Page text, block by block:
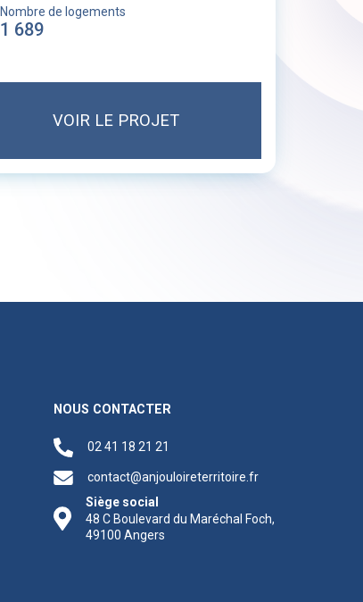
Nombre de logements
1 689
VOIR LE PROJET
NOUS CONTACTER
02 41 18 21 21
contact@anjouloireterritoire.fr
Siège social
48 C Boulevard du Maréchal Foch,
49100 Angers